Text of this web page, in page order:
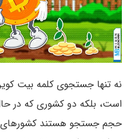
نه تنها جستجوی کلمه بیت
است، بلکه دو کشوری که در
حجم جستجو هستند کشورهای